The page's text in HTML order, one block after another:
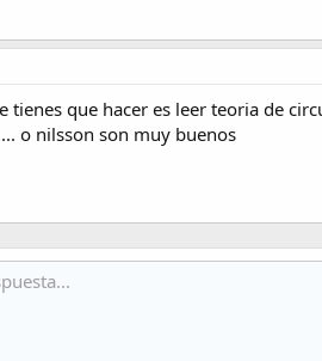
tienes que hacer es leer teoria de
o nilsson son muy buenos